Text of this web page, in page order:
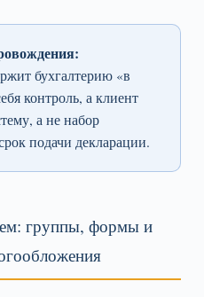
бухгалтерию «в
контроль, а клиент
а не набор
подачи декларации.
группы, формы и